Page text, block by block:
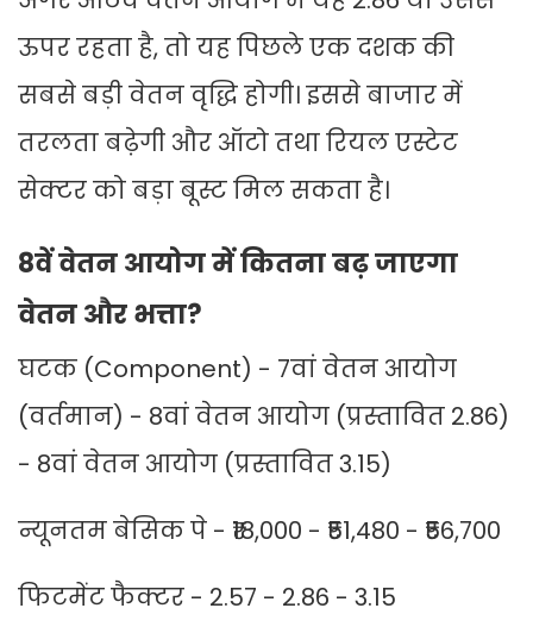
ऊपर रहता है, तो यह पिछले एक दशक की
सबसे बड़ी वेतन वृद्धि होगी। इससे बाजार में
तरलता बढ़ेगी और ऑटो तथा रियल एस्टेट
सेक्टर को बड़ा बूस्ट मिल सकता है।
8वें वेतन आयोग में कितना बढ़ जाएगा
वेतन और भत्ता?
घटक (Component) - 7वां वेतन आयोग
(वर्तमान) - 8वां वेतन आयोग (प्रस्तावित 2.86)
- 8वां वेतन आयोग (प्रस्तावित 3.15)
न्यूनतम बेसिक पे - ₹18,000 - ₹51,480 - ₹56,700
फिटमेंट फैक्टर - 2.57 - 2.86 - 3.15